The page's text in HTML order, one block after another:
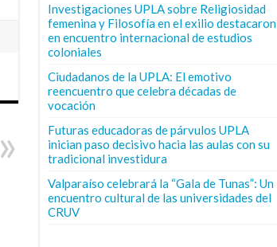
Investigaciones UPLA sobre Religiosidad
femenina y Filosofía en el exilio destacaron
en encuentro internacional de estudios
coloniales
Ciudadanos de la UPLA: El emotivo
reencuentro que celebra décadas de
vocación
Futuras educadoras de párvulos UPLA
inician paso decisivo hacia las aulas con su
tradicional investidura
Valparaíso celebrará la “Gala de Tunas”: Un
encuentro cultural de las universidades del
CRUV